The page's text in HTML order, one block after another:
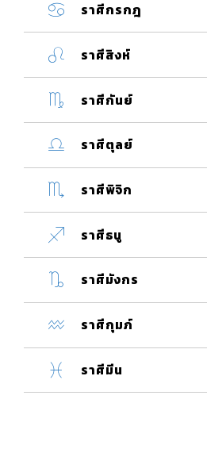
ราศีกรกฎ
ราศีสิงห์
ราศีกันย์
ราศีตุลย์
ราศีพิจิก
ราศีธนู
ราศีมังกร
ราศีกุมภ์
ราศีมีน